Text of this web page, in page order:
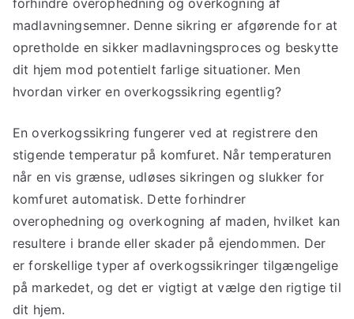
forhindre overophedning og overkogning af
madlavningsemner. Denne sikring er afgørende for at
opretholde en sikker madlavningsproces og beskytte
dit hjem mod potentielt farlige situationer. Men
hvordan virker en overkogssikring egentlig?
En overkogssikring fungerer ved at registrere den
stigende temperatur på komfuret. Når temperaturen
når en vis grænse, udløses sikringen og slukker for
komfuret automatisk. Dette forhindrer
overophedning og overkogning af maden, hvilket kan
resultere i brande eller skader på ejendommen. Der
er forskellige typer af overkogssikringer tilgængelige
på markedet, og det er vigtigt at vælge den rigtige til
dit hjem.